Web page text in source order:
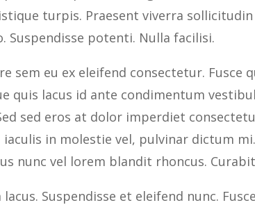
turpis. Praesent viverra
Suspendisse potenti. Nulla facilisi.
sem eu ex eleifend consectetur.
quis lacus id ante condimentum
sed eros at dolor imperdiet
iaculis in molestie vel, pulvinar dictum
nunc vel lorem blandit rhoncus.
lacus. Suspendisse et eleifend nunc.